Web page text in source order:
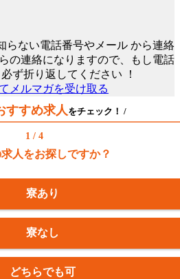
らない電話番号やメール から連絡
の連絡になりますので、もし電話
必ず折り返してください ！
すすめ求人をチェック！ /
1 / 4
人をお探しですか？
寮あり
寮なし
どちらでも可